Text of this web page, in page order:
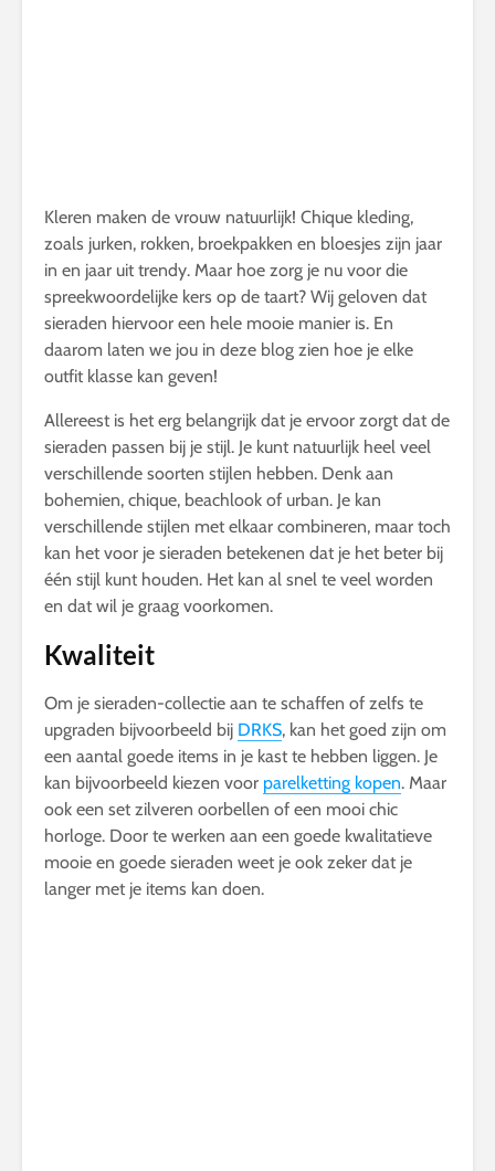
Kleren maken de vrouw natuurlijk! Chique kleding,
zoals jurken, rokken, broekpakken en bloesjes zijn jaar
in en jaar uit trendy. Maar hoe zorg je nu voor die
spreekwoordelijke kers op de taart? Wij geloven dat
sieraden hiervoor een hele mooie manier is. En
daarom laten we jou in deze blog zien hoe je elke
outfit klasse kan geven!
Allereest is het erg belangrijk dat je ervoor zorgt dat de
sieraden passen bij je stijl. Je kunt natuurlijk heel veel
verschillende soorten stijlen hebben. Denk aan
bohemien, chique, beachlook of urban. Je kan
verschillende stijlen met elkaar combineren, maar toch
kan het voor je sieraden betekenen dat je het beter bij
één stijl kunt houden. Het kan al snel te veel worden
en dat wil je graag voorkomen.
Kwaliteit
Om je sieraden-collectie aan te schaffen of zelfs te
upgraden bijvoorbeeld bij DRKS, kan het goed zijn om
een aantal goede items in je kast te hebben liggen. Je
kan bijvoorbeeld kiezen voor parelketting kopen. Maar
ook een set zilveren oorbellen of een mooi chic
horloge. Door te werken aan een goede kwalitatieve
mooie en goede sieraden weet je ook zeker dat je
langer met je items kan doen.